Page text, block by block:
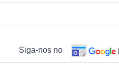
Siga-nos no